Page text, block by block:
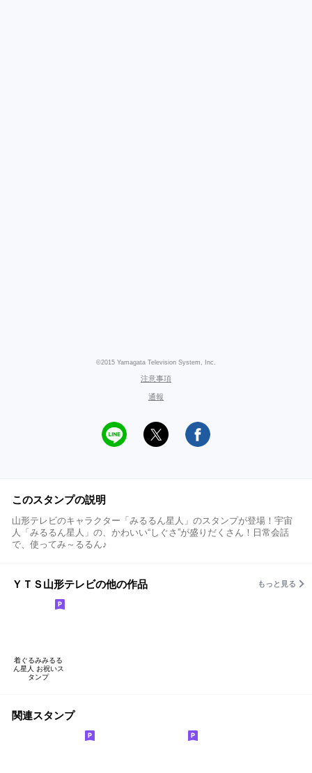
©2015 Yamagata Television System, Inc.
注意事項
通報
このスタンプの説明
山形テレビのキャラクター「みるるん星人」のスタンプが登場！宇宙
人「みるるん星人」の、かわいい“しぐさ”が盛りだくさん！日常会話
で、使ってみ～るるん♪
ＹＴＳ山形テレビの他の作品 もっと見る
着ぐるみみるる
ん星人 お祝いス
タンプ
関連スタンプ